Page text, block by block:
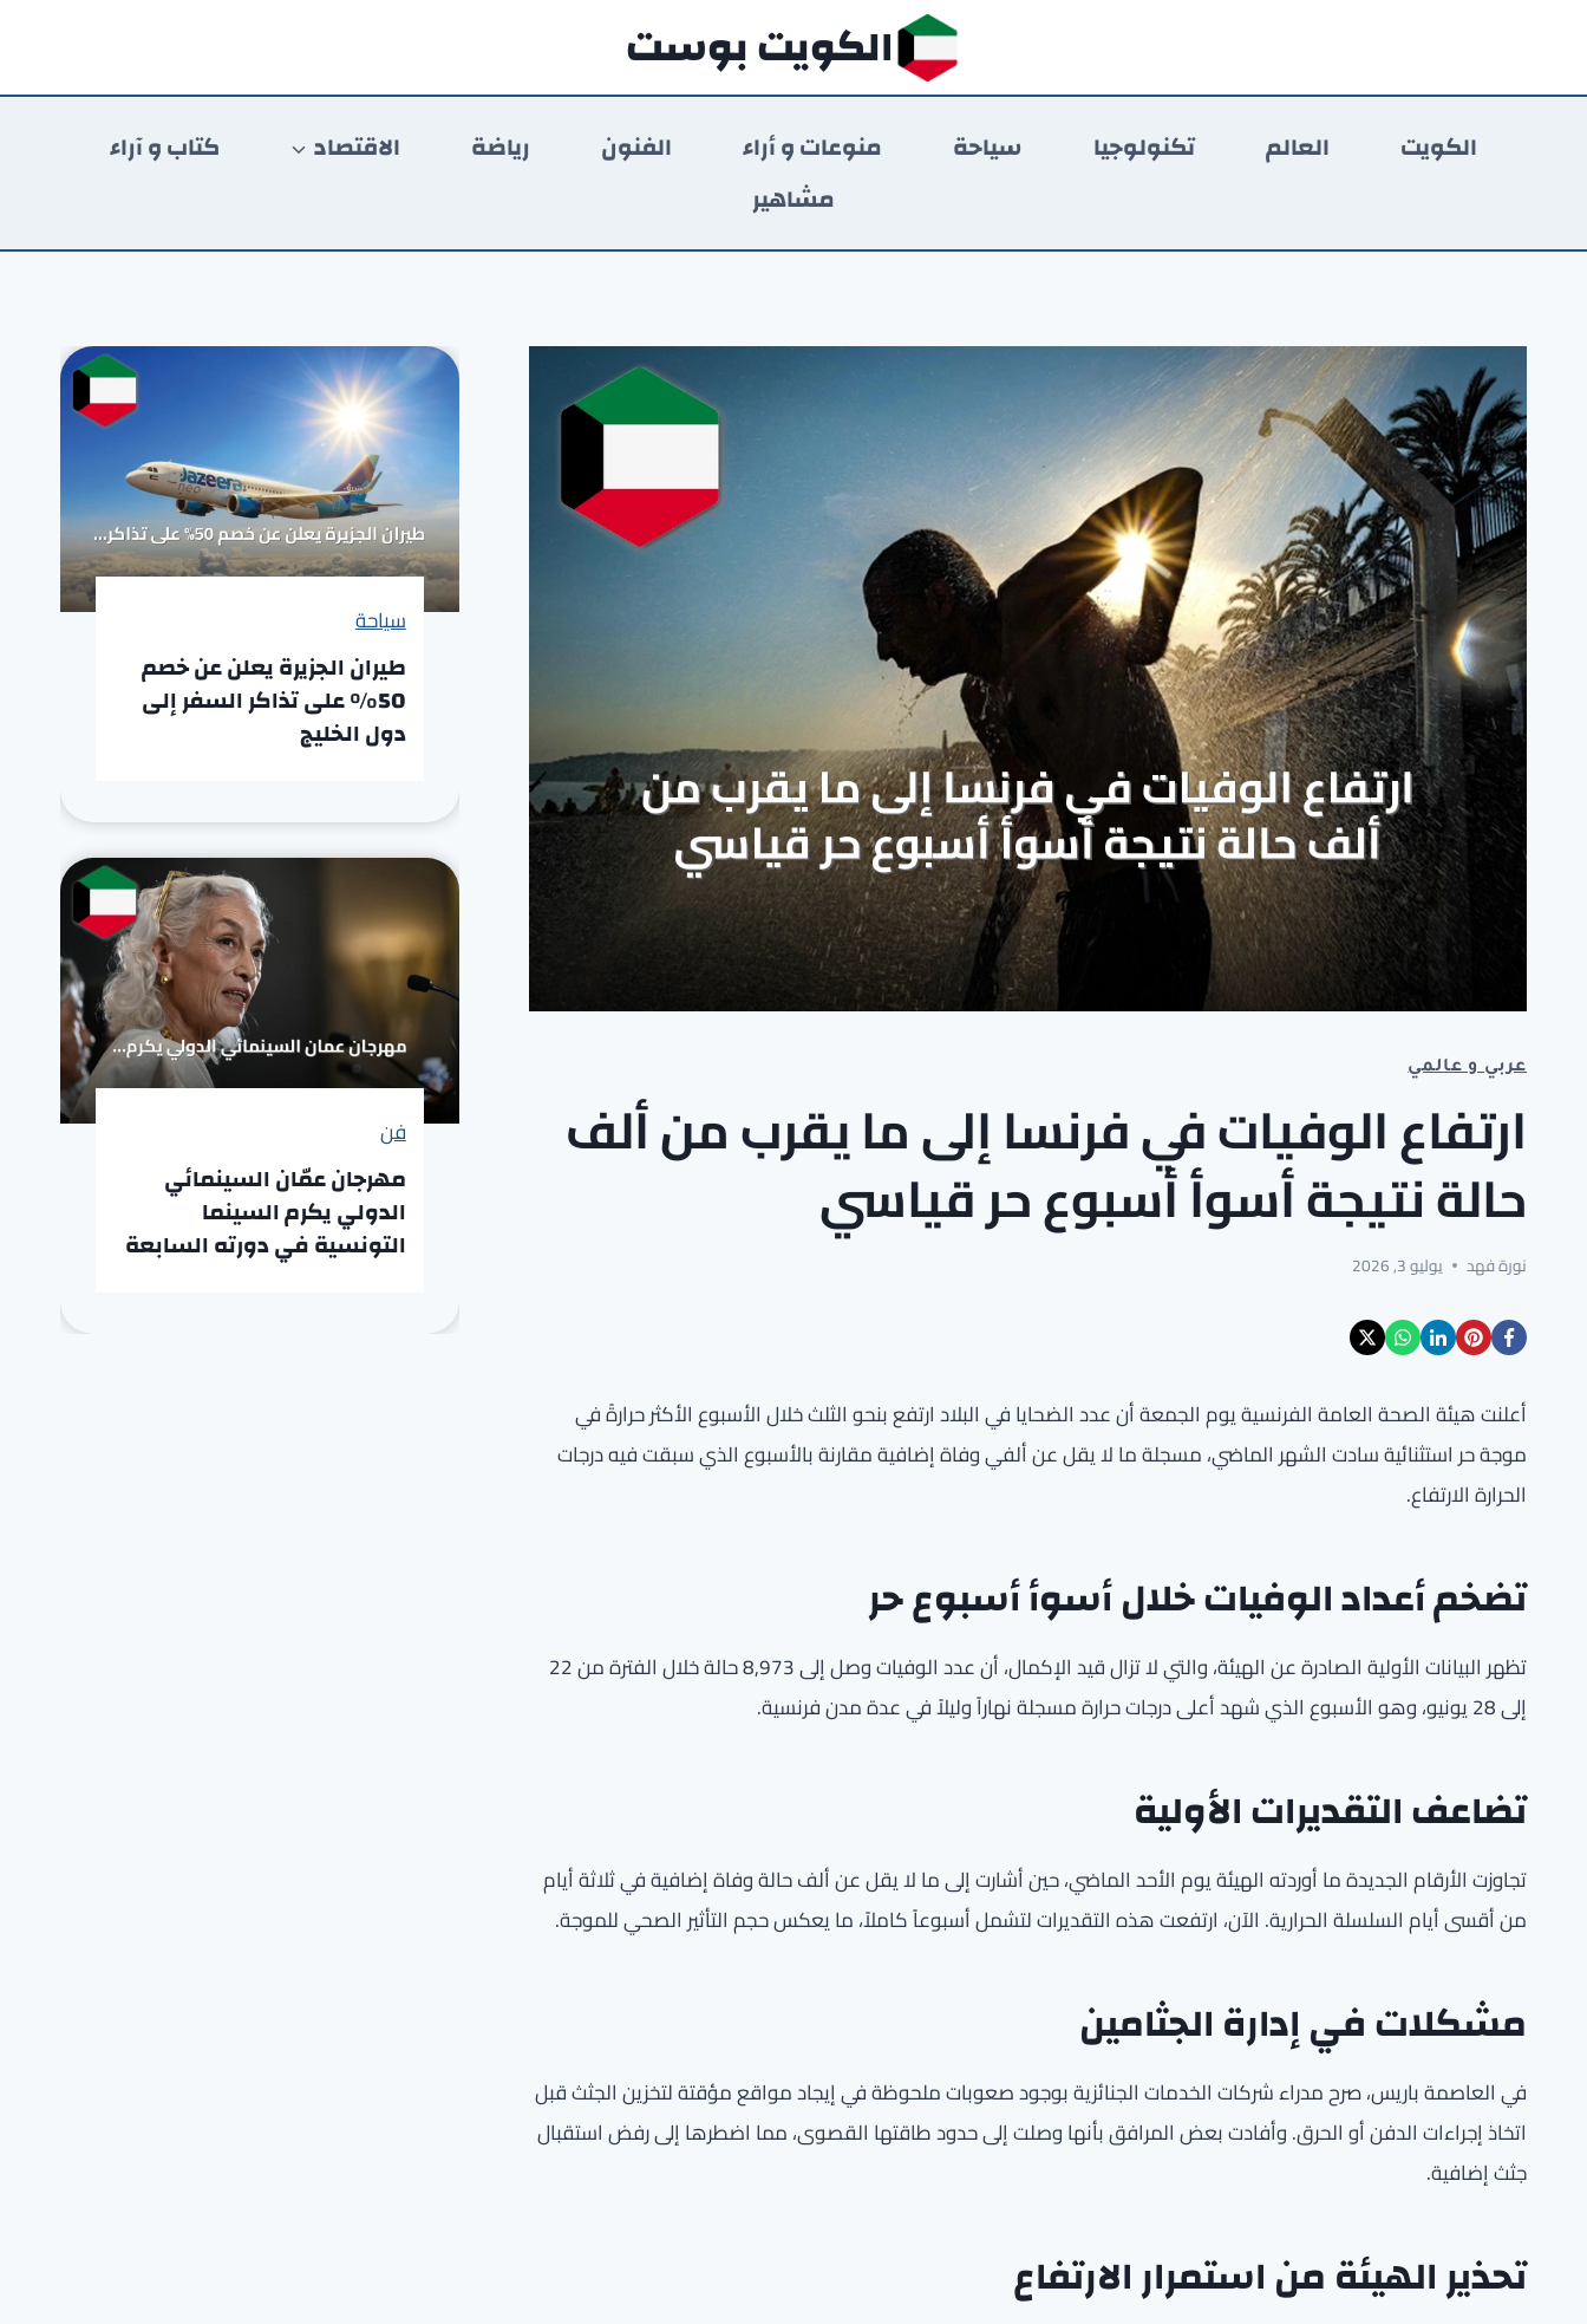
المحتوى
الكويت بوست
الكويت العالم تكنولوجيا سياحة منوعات و أراء الفنون رياضة الاقتصاد
كتاب و آراء
مشاهير
عربي و عالمي
ارتفاع الوفيات في فرنسا إلى ما يقرب من ألف
حالة نتيجة أسوأ أسبوع حر قياسي
نورة فهد يوليو 3, 2026
أعلنت هيئة الصحة العامة الفرنسية يوم الجمعة أن عدد الضحايا في البلاد ارتفع بنحو الثلث خلال الأسبوع الأكثر حرارةً في
موجة حر استثنائية سادت الشهر الماضي، مسجلة ما لا يقل عن ألفي وفاة إضافية مقارنة بالأسبوع الذي سبقت فيه درجات
الحرارة الارتفاع.
تضخم أعداد الوفيات خلال أسوأ أسبوع حر
تظهر البيانات الأولية الصادرة عن الهيئة، والتي لا تزال قيد الإكمال، أن عدد الوفيات وصل إلى 8,973 حالة خلال الفترة من 22
إلى 28 يونيو، وهو الأسبوع الذي شهد أعلى درجات حرارة مسجلة نهاراً وليلاً في عدة مدن فرنسية.
تضاعف التقديرات الأولية
تجاوزت الأرقام الجديدة ما أوردته الهيئة يوم الأحد الماضي، حين أشارت إلى ما لا يقل عن ألف حالة وفاة إضافية في ثلاثة أيام
من أقسى أيام السلسلة الحرارية. الآن، ارتفعت هذه التقديرات لتشمل أسبوعاً كاملاً، ما يعكس حجم التأثير الصحي للموجة.
مشكلات في إدارة الجثامين
في العاصمة باريس، صرح مدراء شركات الخدمات الجنائزية بوجود صعوبات ملحوظة في إيجاد مواقع مؤقتة لتخزين الجثث قبل
اتخاذ إجراءات الدفن أو الحرق. وأفادت بعض المرافق بأنها وصلت إلى حدود طاقتها القصوى، مما اضطرها إلى رفض استقبال
جثث إضافية.
تحذير الهيئة من استمرار الارتفاع
سياحة
طيران الجزيرة يعلن عن خصم
50% على تذاكر السفر إلى
دول الخليج
فن
مهرجان عمّان السينمائي
الدولي يكرم السينما
التونسية في دورته السابعة